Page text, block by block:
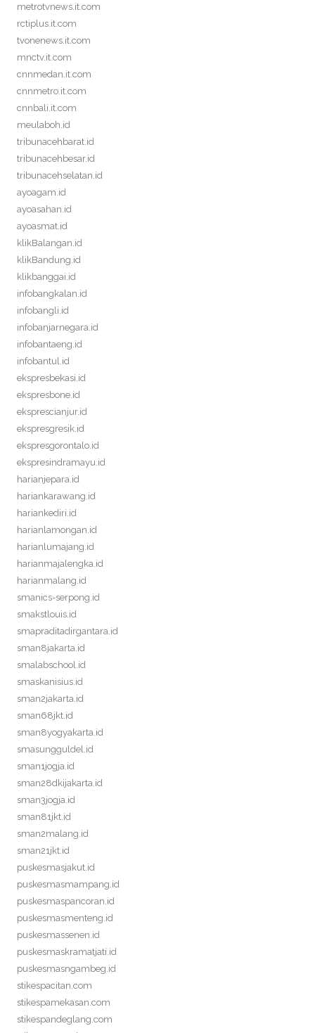
metrotvnews.it.com
rctiplus.it.com
tvonenews.it.com
mnctv.it.com
cnnmedan.it.com
cnnmetro.it.com
cnnbali.it.com
meulaboh.id
tribunacehbarat.id
tribunacehbesar.id
tribunacehselatan.id
ayoagam.id
ayoasahan.id
ayoasmat.id
klikBalangan.id
klikBandung.id
klikbanggai.id
infobangkalan.id
infobangli.id
infobanjarnegara.id
infobantaeng.id
infobantul.id
ekspresbekasi.id
ekspresbone.id
eksprescianjur.id
ekspresgresik.id
ekspresgorontalo.id
ekspresindramayu.id
harianjepara.id
hariankarawang.id
hariankediri.id
harianlamongan.id
harianlumajang.id
harianmajalengka.id
harianmalang.id
smanics-serpong.id
smakstlouis.id
smapraditadirgantara.id
sman8jakarta.id
smalabschool.id
smaskanisius.id
sman2jakarta.id
sman68jkt.id
sman8yogyakarta.id
smasungguldel.id
sman1jogja.id
sman28dkijakarta.id
sman3jogja.id
sman81jkt.id
sman2malang.id
sman21jkt.id
puskesmasjakut.id
puskesmasmampang.id
puskesmaspancoran.id
puskesmasmenteng.id
puskesmassenen.id
puskesmaskramatjati.id
puskesmasngambeg.id
stikespacitan.com
stikespamekasan.com
stikespandeglang.com